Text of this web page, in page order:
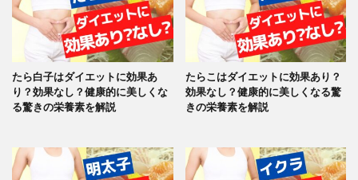
たら白子はダイエットに効果あ
り？効果なし？健康的に美しくな
る驚きの栄養素を解説
たらこはダイエットに効果あり？
効果なし？健康的に美しくなる驚
きの栄養素を解説